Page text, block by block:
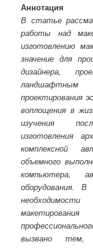
Аннотация
В статье
работы над
изготовлению
значение для
дизайнера,
ландшафтным
проектирования
воплощения в
изучения
изготовления
комплексной
объемного
компьютера,
оборудования.
вызвано